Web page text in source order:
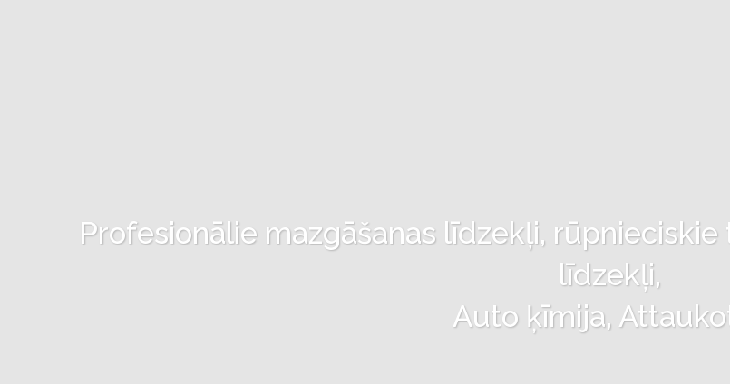
Profesionālie mazgāšanas līdzekļi,
līdzekļi,
Auto ķīmija,